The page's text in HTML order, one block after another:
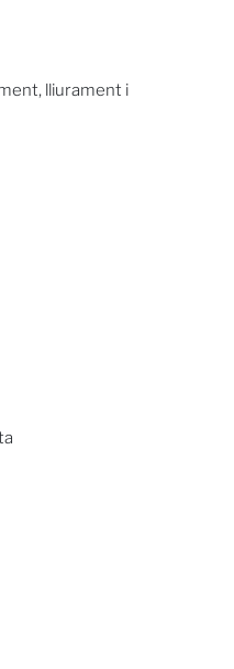
lliurament i